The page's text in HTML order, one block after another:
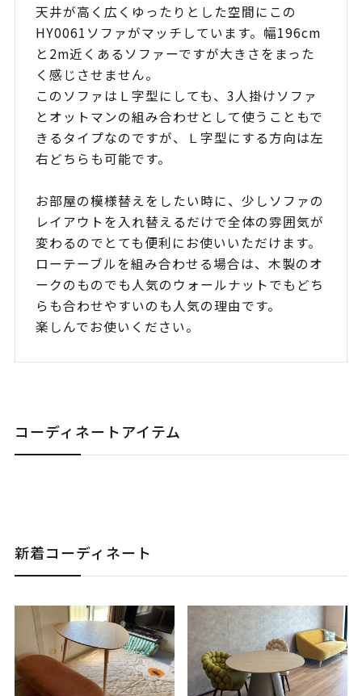
天井が高く広くゆったりとした空間にこの
HY0061ソファがマッチしています。幅196cm
と2m近くあるソファーですが大きさをまった
く感じさせません。
このソファはＬ字型にしても、3人掛けソファ
とオットマンの組み合わせとして使うこともで
きるタイプなのですが、Ｌ字型にする方向は左
右どちらも可能です。
お部屋の模様替えをしたい時に、少しソファの
レイアウトを入れ替えるだけで全体の雰囲気が
変わるのでとても便利にお使いいただけます。
ローテーブルを組み合わせる場合は、木製のオ
ークのものでも人気のウォールナットでもどち
らも合わせやすいのも人気の理由です。
楽しんでお使いください。
コーディネートアイテム
新着コーディネート